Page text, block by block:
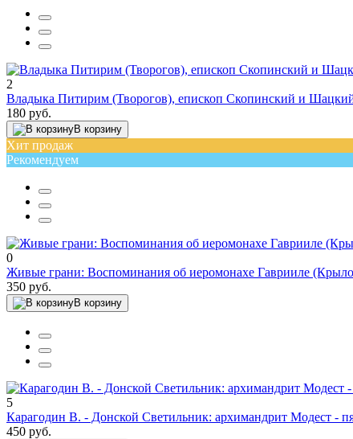
2
Владыка Питирим (Творогов), епископ Скопинский и Шацкий
180 руб.
В корзину
Хит продаж
Рекомендуем
0
Живые грани: Воспоминания об иеромонахе Гаврииле
350 руб.
В корзину
5
Карагодин В. - Донской Светильник: архимандрит Модест -
450 руб.